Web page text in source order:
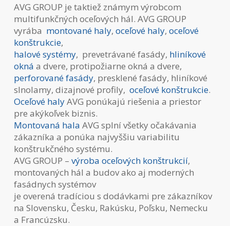
AVG GROUP je taktiež známym výrobcom
multifunkčných oceľových hál. AVG GROUP
vyrába montované haly, oceľové haly, oceľové
konštrukcie,
halové systémy, prevetrávané fasády, hliníkové
okná a dvere, protipožiarne okná a dvere,
perforované fasády, presklené fasády, hliníkové
slnolamy, dizajnové profily, oceľové konštrukcie.
Oceľové halyAVG ponúkajú riešenia a priestor
pre akýkoľvek biznis.
Montovaná hala AVG splní všetky očakávania
zákazníka a ponúka najvyššiu variabilitu
konštrukčného systému.
AVG GROUP – výroba oceľových konštrukcií,
montovaných hál a budov ako aj moderných
fasádnych systémov
je overená tradíciou s dodávkami pre zákazníkov
na Slovensku, Česku, Rakúsku, Poľsku, Nemecku
a Francúzsku.